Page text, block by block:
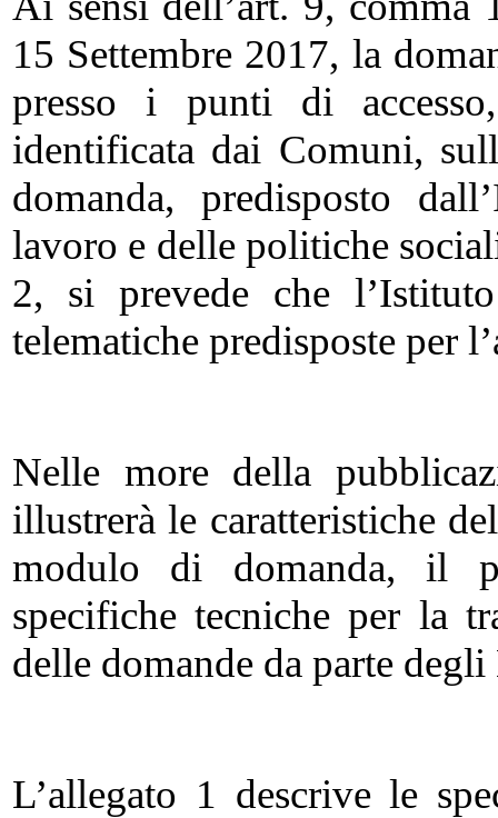
15 Settembre 2017, la
presso i punti di
identificata dai Comuni,
domanda, predisposto
lavoro e delle politiche
2, si prevede che
telematiche predisposte per
Nelle more della
illustrerà le caratteristiche
modulo di domanda, il
specifiche tecniche per la
delle domande da parte
L’allegato 1 descrive le